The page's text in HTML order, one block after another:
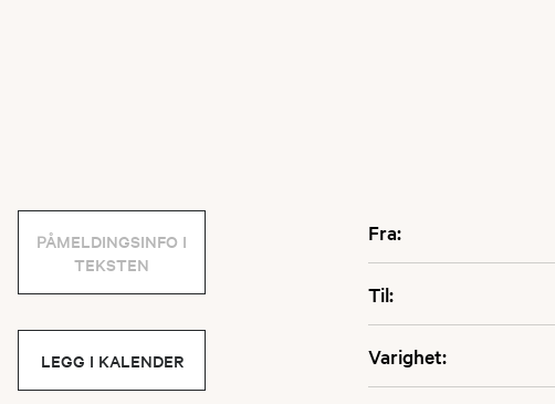
Fra:
Til:
Varighet:
PÅMELDINGSINFO I
TEKSTEN
LEGG I KALENDER